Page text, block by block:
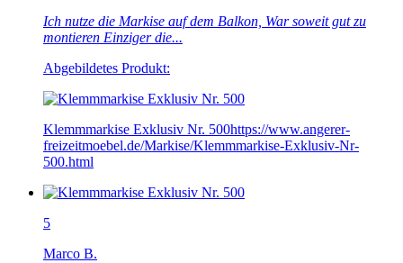
Ich nutze die Markise auf dem Balkon, War soweit gut zu
montieren Einziger die...
Abgebildetes Produkt:
Klemmmarkise Exklusiv Nr. 500https://www.angerer-
freizeitmoebel.de/Markise/Klemmmarkise-Exklusiv-Nr-
500.html
5
Marco B.